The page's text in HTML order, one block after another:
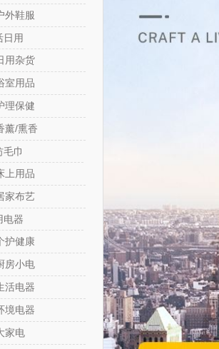
外鞋服
日用
用杂货
室用品
理保健
薰/熏香
毛巾
上用品
家布艺
电器
护健康
房小电
活电器
境电器
家电